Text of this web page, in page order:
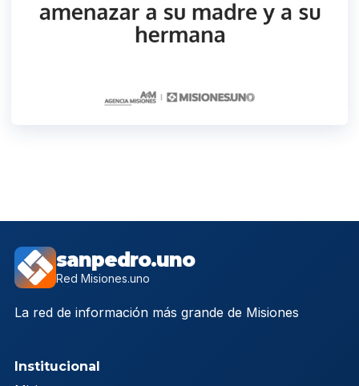
sanpedro.uno
Red Misiones.uno
La red de información más grande de Misiones
Institucional